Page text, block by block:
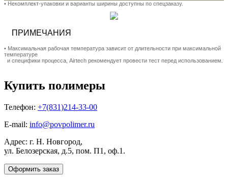
• Hекомплект-упаковки и варианты ширины доступны по спецзаказу.
ПРИМЕЧАНИЯ
• Максимальная рабочая температура зависит от длительности при максимальной
температуре
и специфики процесса, Airtech рекомендует провести тест перед использованием.
Купить полимеры
Телефон: +7(831)214-33-00
E-mail: info@povpolimer.ru
Адрес: г. Н. Новгород,
ул. Белозерская, д.5, пом. П1, оф.1.
Оформить заказ